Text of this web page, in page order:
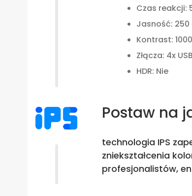
Czas reakcji:
Jasność:
Kontrast:
Złącza: 4x
HDR: Nie
Postaw na
technologia IPS
zniekształcenia
profesjonalistów,